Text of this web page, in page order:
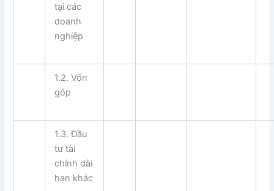
tại các
doanh
nghiệp
1.2. Vốn
góp
1.3. Đầu
tư tài
chính dài
hạn khác